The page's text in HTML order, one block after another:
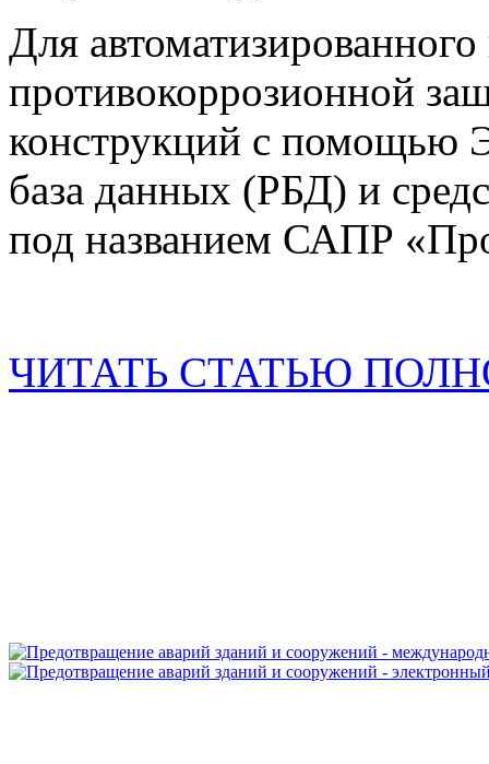
Для
противокоррозионной
конструкций с помощью
база данных (РБД) и
под названием САПР
ЧИТАТЬ СТАТЬЮ